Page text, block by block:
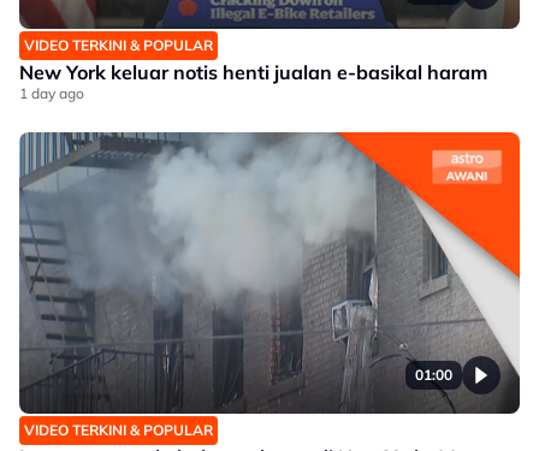
VIDEO TERKINI & POPULAR
New York keluar notis henti jualan e-basikal haram
1 day ago
01:00
VIDEO TERKINI & POPULAR